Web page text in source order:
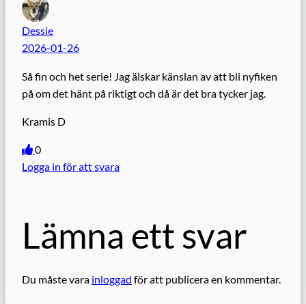
Dessie
2026-01-26
Så fin och het serie! Jag älskar känslan av att bli nyfiken
på om det hänt på riktigt och då är det bra tycker jag.
Kramis D
0
Logga in för att svara
Lämna ett svar
Du måste vara inloggad för att publicera en kommentar.